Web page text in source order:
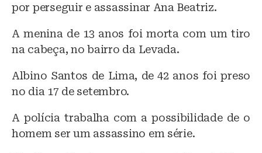
o
k
p
por perseguir e assassinar Ana Beatriz.
A menina de 13 anos foi morta com um tiro
na cabeça, no bairro da Levada.
Albino Santos de Lima, de 42 anos foi preso
no dia 17 de setembro.
A polícia trabalha com a possibilidade de o
homem ser um assassino em série.